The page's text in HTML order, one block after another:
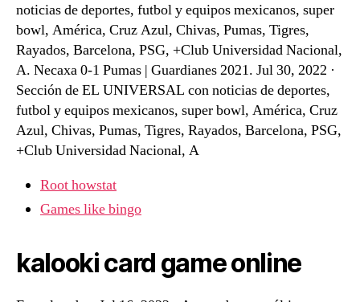
noticias de deportes, futbol y equipos mexicanos, super
bowl, América, Cruz Azul, Chivas, Pumas, Tigres,
Rayados, Barcelona, PSG, +Club Universidad Nacional,
A. Necaxa 0-1 Pumas | Guardianes 2021. Jul 30, 2022 ·
Sección de EL UNIVERSAL con noticias de deportes,
futbol y equipos mexicanos, super bowl, América, Cruz
Azul, Chivas, Pumas, Tigres, Rayados, Barcelona, PSG,
+Club Universidad Nacional, A
Root howstat
Games like bingo
kalooki card game online